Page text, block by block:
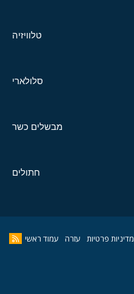
טלוויזיה
סלולארי
מבשלים כשר
חתולים
מדיניות פרטיות עזרה עמוד ראשי